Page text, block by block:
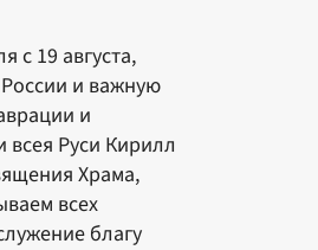
с 19 августа,
и важную
и
всея Руси Кирилл
Храма,
всех
благу